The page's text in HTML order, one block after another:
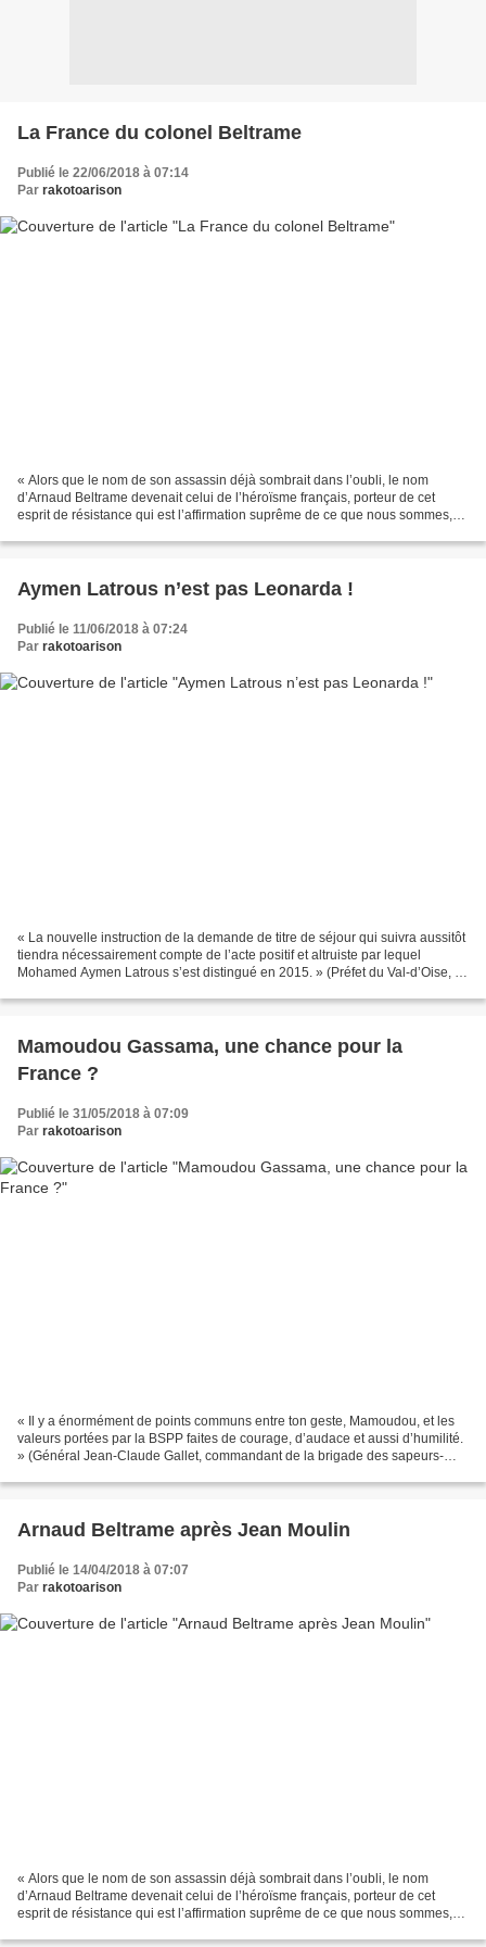
La France du colonel Beltrame
Publié le 22/06/2018 à 07:14
Par rakotoarison
« Alors que le nom de son assassin déjà sombrait dans l’oubli, le nom
d’Arnaud Beltrame devenait celui de l’héroïsme français, porteur de cet
esprit de résistance qui est l’affirmation suprême de ce que nous sommes,
Aymen Latrous n’est pas Leonarda !
Publié le 11/06/2018 à 07:24
Par rakotoarison
« La nouvelle instruction de la demande de titre de séjour qui suivra aussitôt
tiendra nécessairement compte de l’acte positif et altruiste par lequel
Mohamed Aymen Latrous s’est distingué en 2015. » (Préfet du Val-d’Oise, le
Mamoudou Gassama, une chance pour la
France ?
Publié le 31/05/2018 à 07:09
Par rakotoarison
« Il y a énormément de points communs entre ton geste, Mamoudou, et les
valeurs portées par la BSPP faites de courage, d’audace et aussi d’humilité.
» (Général Jean-Claude Gallet, commandant de la brigade des sapeurs-
Arnaud Beltrame après Jean Moulin
Publié le 14/04/2018 à 07:07
Par rakotoarison
« Alors que le nom de son assassin déjà sombrait dans l’oubli, le nom
d’Arnaud Beltrame devenait celui de l’héroïsme français, porteur de cet
esprit de résistance qui est l’affirmation suprême de ce que nous sommes,